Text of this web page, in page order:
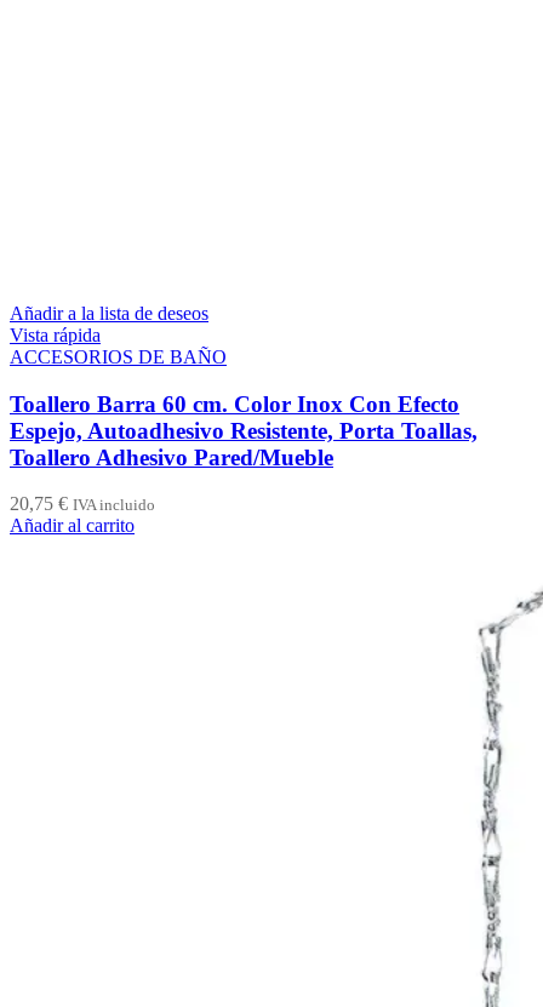
Añadir a la lista de deseos
Vista rápida
ACCESORIOS DE BAÑO
Toallero Barra 60 cm. Color Inox Con Efecto
Espejo, Autoadhesivo Resistente, Porta Toallas,
Toallero Adhesivo Pared/Mueble
20,75 € IVA incluido
Añadir al carrito